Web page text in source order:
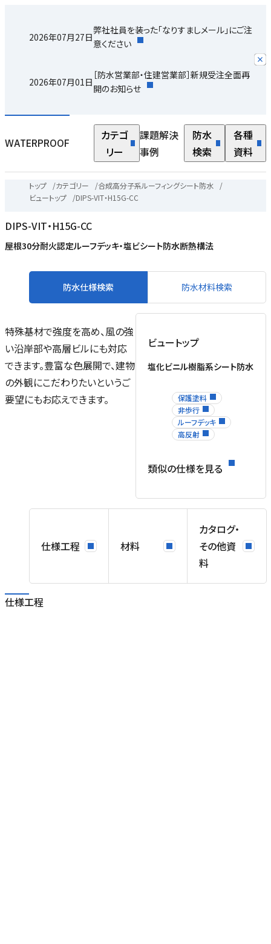
2026年07月27日
弊社社員を装った「なりすましメール」にご注
意ください
2026年07月01日
［防水営業部・住建営業部］新規受注全面再
開のお知らせ
WATERPROOF
カテゴ
リー
課題解決
事例
防水
検索
各種
資料
トップ /カテゴリー /合成高分子系ルーフィングシート防水
/
ビュートップ
/DIPS-VIT・H15G-CC
DIPS-VIT・H15G-CC
屋根30分耐火認定ルーフデッキ・塩ビシート防水断熱構法
防水仕様検索 防水材料検索
特殊基材で強度を高め、風の強
い沿岸部や高層ビルにも対応
できます。豊富な色展開で、建物
の外観にこだわりたいというご
要望にもお応えできます。
ビュートップ
塩化ビニル樹脂系シート防水
保護塗料
非歩行
ルーフデッキ
高反射
類似の仕様を見る
仕様工程 材料
カタログ・
その他資
料
仕様工程